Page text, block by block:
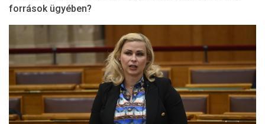
források ügyében?